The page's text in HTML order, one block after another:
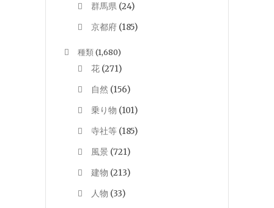
群馬県 (24)
京都府 (185)
種類(1,680)
花 (271)
自然 (156)
乗り物 (101)
寺社等 (185)
風景 (721)
建物 (213)
人物 (33)